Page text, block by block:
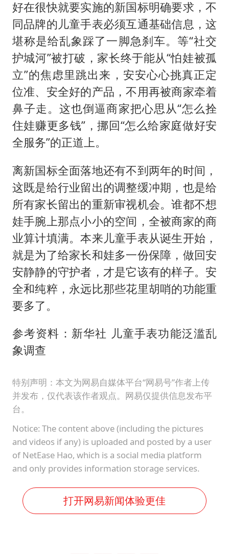
好在很快就要实施的新国标明确要求，不
同品牌的儿童手表必须互通基础信息，这
堪称是给乱象踩了一脚急刹车。等“社交
护城河”被打破，家长终于能从“怕娃被孤
立”的焦虑里跳出来，安安心心挑真正定
位准、安全好的产品，不用再被商家牵着
鼻子走。这也倒逼商家把心思从“怎么拴
住娃赚更多钱”，挪回“怎么给家庭做好安
全服务”的正道上。
离新国标全面落地还有不到两年的时间，
这既是给行业留出的调整缓冲期，也是给
所有家长留出的重新审视机会。谁都不想
娃手腕上那点小小的空间，全被商家的商
业算计填满。本来儿童手表从诞生开始，
就是为了给家长和娃多一份保障，做回安
安静静的守护者，才是它该有的样子。安
全和纯粹，永远比那些花里胡哨的功能重
要多了。
参考资料：新华社 儿童手表功能泛滥乱
象调查
特别声明：本文为网易自媒体平台“网易号”作者上传
并发布，仅代表该作者观点。网易仅提供信息发布平
台。
Notice: The content above (including the pictures
and videos if any) is uploaded and posted by a user
of NetEase Hao, which is a social media platform
and only provides information storage services.
打开网易新闻体验更佳